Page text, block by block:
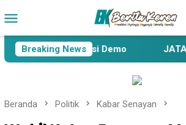
ke
Mobile
Breaking News
akan Gelar Aksi Demo JATAM
Beranda Politik Kabar Senayan